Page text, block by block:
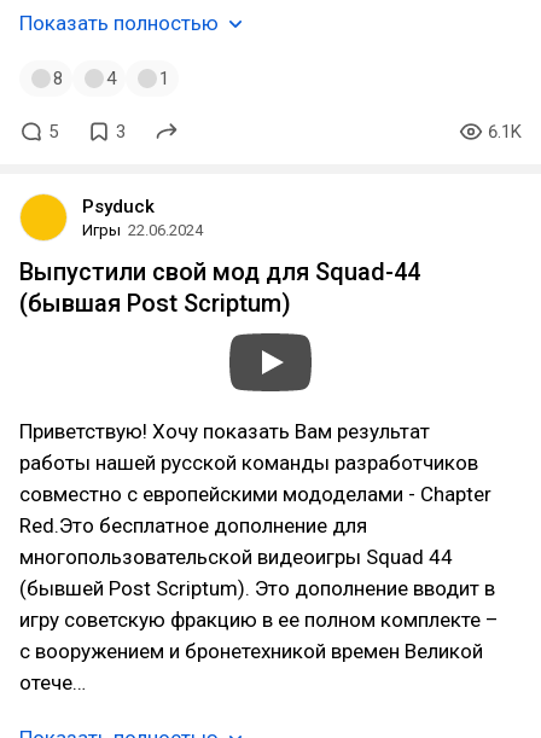
Показать полностью
8 4 1
5 3 6.1K
Psyduck
Игры 22.06.2024
Выпустили свой мод для Squad-44
(бывшая Post Scriptum)
Приветствую! Хочу показать Вам результат
работы нашей русской команды разработчиков
совместно с европейскими мододелами - Chapter
Red.Это бесплатное дополнение для
многопользовательской видеоигры Squad 44
(бывшей Post Scriptum). Это дополнение вводит в
игру советскую фракцию в ее полном комплекте –
с вооружением и бронетехникой времен Великой
отече…